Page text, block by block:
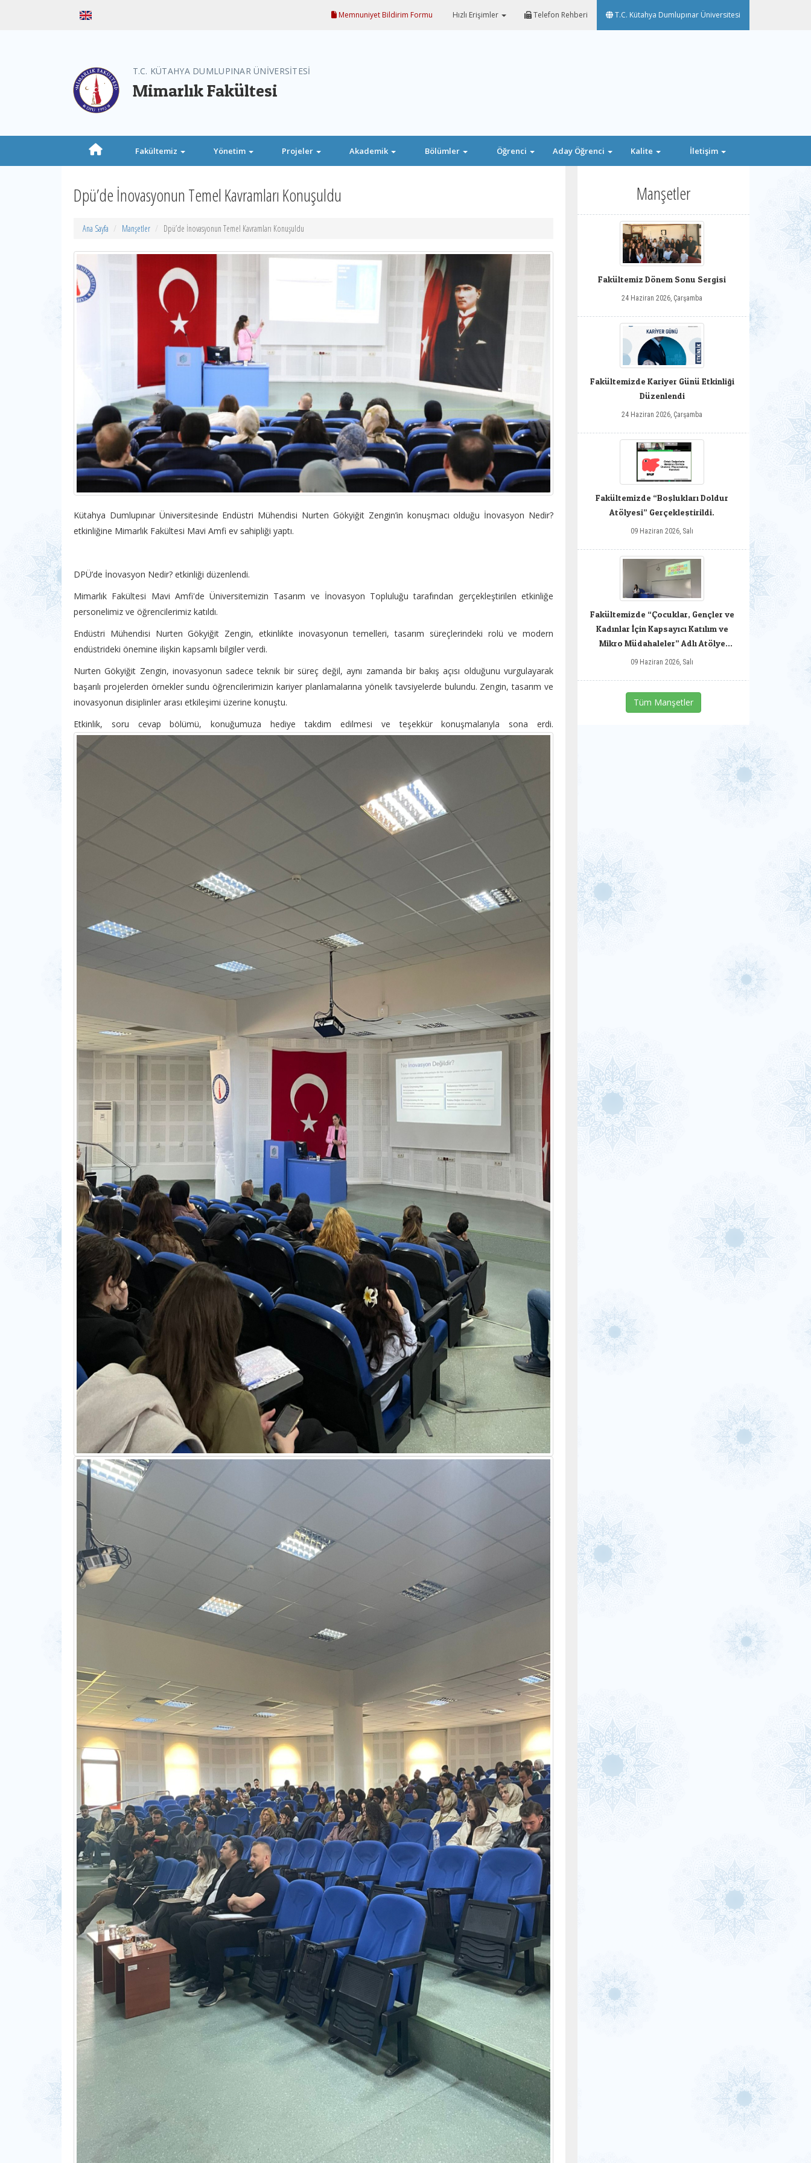
Memnuniyet Bildirim Formu Hızlı Erişimler Telefon Rehberi T.C. Kütahya Dumlupınar Üniversitesi
T.C. KÜTAHYA DUMLUPINAR ÜNİVERSİTESİ
Mimarlık Fakültesi
Fakültemiz Yönetim Projeler Akademik Bölümler Öğrenci Aday Öğrenci Kalite İletişim
Dpü’de İnovasyonun Temel Kavramları Konuşuldu
Ana Sayfa Manşetler Dpü’de İnovasyonun Temel Kavramları Konuşuldu
Kütahya Dumlupınar Üniversitesinde Endüstri Mühendisi Nurten Gökyiğit Zengin’in konuşmacı olduğu İnovasyon Nedir?
etkinliğine Mimarlık Fakültesi Mavi Amfi ev sahipliği yaptı.
DPÜ’de İnovasyon Nedir? etkinliği düzenlendi.
​Mimarlık Fakültesi Mavi Amfi'de Üniversitemizin Tasarım ve İnovasyon Topluluğu tarafından gerçekleştirilen etkinliğe
personelimiz ve öğrencilerimiz katıldı.
​Endüstri Mühendisi Nurten Gökyiğit Zengin, etkinlikte inovasyonun temelleri, tasarım süreçlerindeki rolü ve modern
endüstrideki önemine ilişkin kapsamlı bilgiler verdi.
Nurten Gökyiğit Zengin, inovasyonun sadece teknik bir süreç değil, aynı zamanda bir bakış açısı olduğunu vurgulayarak
başarılı projelerden örnekler sundu öğrencilerimizin kariyer planlamalarına yönelik tavsiyelerde bulundu. Zengin, tasarım ve
inovasyonun disiplinler arası etkileşimi üzerine konuştu.
​Etkinlik, soru cevap bölümü, konuğumuza hediye takdim edilmesi ve teşekkür konuşmalarıyla sona erdi.
Manşetler
Fakültemiz Dönem Sonu Sergisi
24 Haziran 2026, Çarşamba
Fakültemizde Kariyer Günü Etkinliği
Düzenlendi
24 Haziran 2026, Çarşamba
Fakültemizde “Boşlukları Doldur
Atölyesi” Gerçekleştirildi.
09 Haziran 2026, Salı
Fakültemizde “Çocuklar, Gençler ve
Kadınlar İçin Kapsayıcı Katılım ve
Mikro Müdahaleler” Adlı Atölye
Gerçekleştirildi.
09 Haziran 2026, Salı
Tüm Manşetler